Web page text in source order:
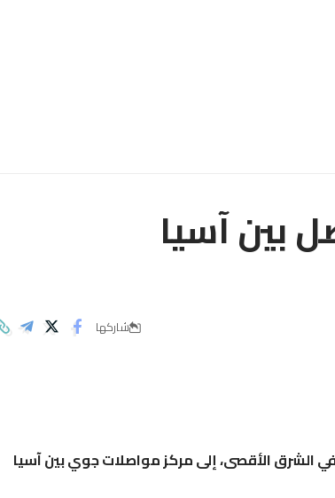
بين آسيا
شاركها
الشرق الأقصى، إلى مركز مواصلات جوي بين آسيا